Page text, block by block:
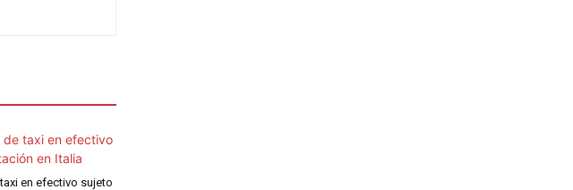
en efectivo sujeto